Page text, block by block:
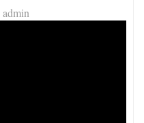
admin